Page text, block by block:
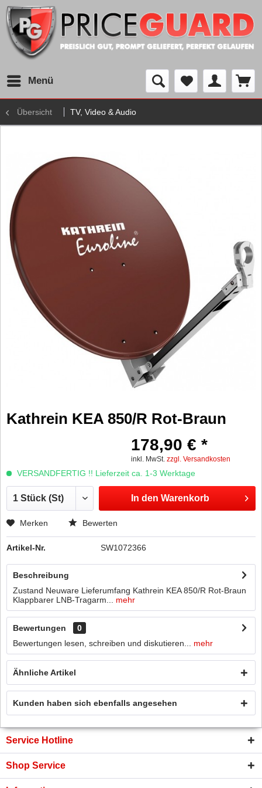
Menü
Übersicht TV, Video & Audio
Kathrein KEA 850/R Rot-Braun
178,90 € *
inkl. MwSt. zzgl. Versandkosten
VERSANDFERTIG !! Lieferzeit ca. 1-3 Werktage
In den Warenkorb
Merken Bewerten
Artikel-Nr. SW1072366
Beschreibung
Zustand Neuware Lieferumfang Kathrein KEA 850/R Rot-Braun
Klappbarer LNB-Tragarm...
mehr
Bewertungen
0
Bewertungen lesen, schreiben und diskutieren...
mehr
Ähnliche Artikel
Kunden haben sich ebenfalls angesehen
Service Hotline
Shop Service